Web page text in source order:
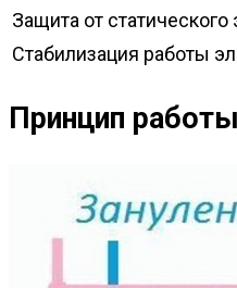
Защита от статического
Стабилизация работы
Принцип